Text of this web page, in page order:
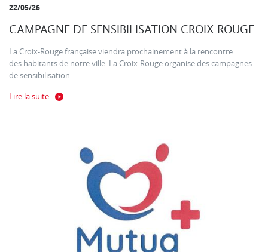
22/05/26
CAMPAGNE DE SENSIBILISATION CROIX ROUGE
La Croix-Rouge française viendra prochainement à la rencontre
des habitants de notre ville. La Croix-Rouge organise des campagnes
de sensibilisation...
Lire la suite